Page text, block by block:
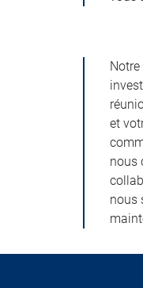
et
nous
nous